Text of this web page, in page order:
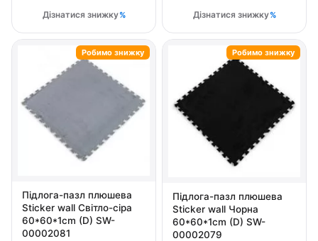
Дізнатися знижку Дізнатися знижку
Підлога-пазл плюшева
Sticker wall Світло-сіра
60*60*1cm (D) SW-
00002081
Робимо знижку
Підлога-пазл плюшева
Sticker wall Чорна
60*60*1cm (D) SW-
00002079
Робимо знижку